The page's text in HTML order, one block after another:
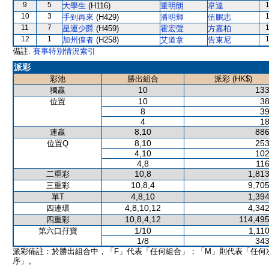
9
5 大學生 (H116) 董明朗 韋達
10
3 手到再來 (H429) 潘明輝 伍鵬志
11
7 星運少爵 (H459) 霍宏聲 方嘉柏
12
1 加州偟者 (H258) 艾道拿 告東尼
備註: 賽事特別情況索引
派彩
彩池 勝出組合
派彩 (HK$)
獨贏
10
位置 10
8
4
連贏 8,10
位置Q 8,10
4,10
4,8
二重彩 10,8
三重彩 10,8,4
單T 4,8,10
四連環 4,8,10,12
四重彩 10,8,4,12
第六口孖寶 1/10
1/8
派彩備註：於勝出組合中，「F」代表「任何組合」；「M」則代表「任何
序」。